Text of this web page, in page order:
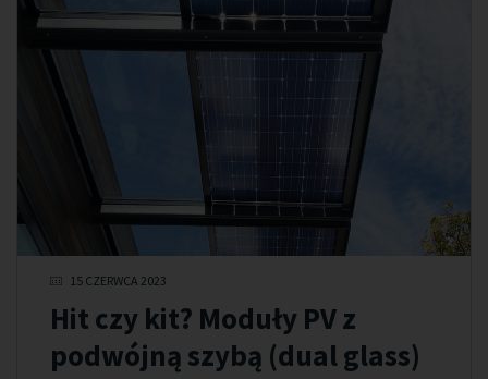
15 CZERWCA 2023
Hit czy kit? Moduły PV z
podwójną szybą (dual glass)